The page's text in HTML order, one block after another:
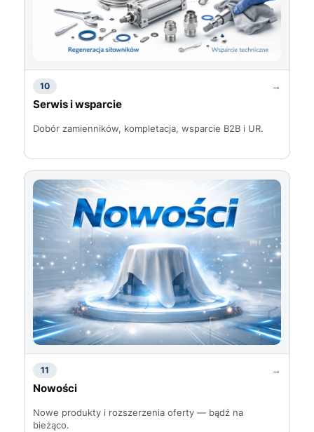
10 →
Serwis i wsparcie
Dobór zamienników, kompletacja, wsparcie B2B i UR.
11 →
Nowości
Nowe produkty i rozszerzenia oferty — bądź na
bieżąco.